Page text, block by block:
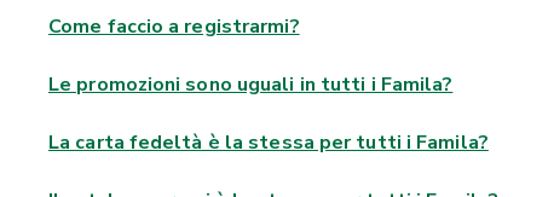
Come faccio a registrarmi?
Le promozioni sono uguali in tutti i Famila?
La carta fedeltà è la stessa per tutti i Famila?